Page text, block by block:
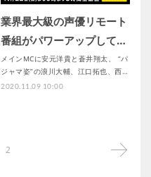
業界最大級の声優リモート
番組がパワーアップして…
メインMCに安元洋貴と蒼井翔太、 “パ
ジャマ姿”の浪川大輔、江口拓也、西…
2020.11.09 10:00
2